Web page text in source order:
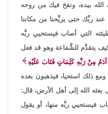
بيده، ونفخ فيك من روحه
عند ربِّك حتى يريِّحنا من مكاننا
التي أصاب فيستحيي ربَّه
يتقدَّم للشَّفاعة وهو قد فعل
مِنْ رَبِّهِ كَلِمَاتٍ فَتَابَ عَلَيْهِ
ومع ذلك استحيا، فيذهبون بعده
الله إلى أهل الأرض، قال:
فيستحيي ربَّه منها، أو يقول